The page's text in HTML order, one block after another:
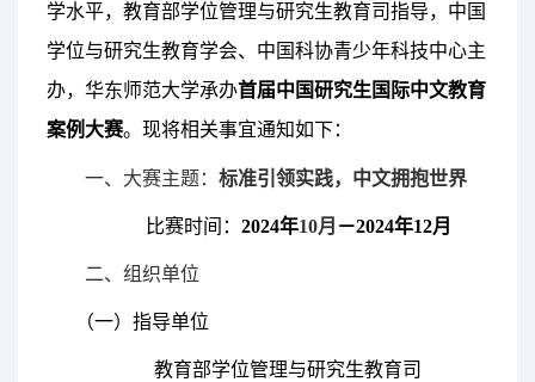
学水平，教育部学位管理与研究生教育司指导， 中国
学位与研究生教育学会、中国科协青少年科技中心主
办，华东师范大学承办首届中国研究生国际中文教育
案例大赛。现将相关事宜通知如下：
一、大赛主题 ： 标准引领实践，中文拥抱世界
比赛时间：2024年10月 －2024年12月
二、组织单位
（一）指导单位
教育部学位管理与研究生教育司